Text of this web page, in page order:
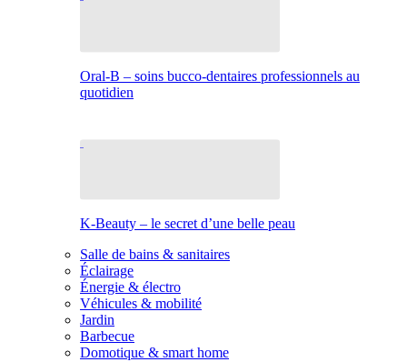
Oral-B – soins bucco-dentaires professionnels au
quotidien
K-Beauty – le secret d’une belle peau
Salle de bains & sanitaires
Éclairage
Énergie & électro
Véhicules & mobilité
Jardin
Barbecue
Domotique & smart home